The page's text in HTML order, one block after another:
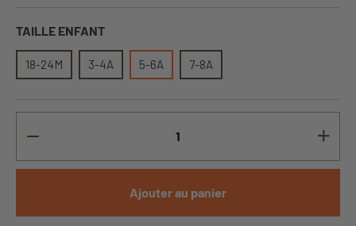
TAILLE ENFANT
18-24M 3-4A 5-6A 7-8A
Ajouter au panier